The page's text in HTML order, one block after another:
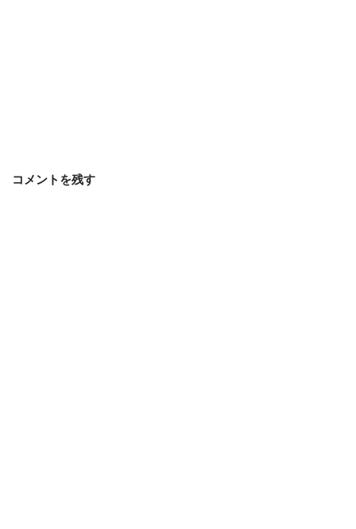
コメントを残す